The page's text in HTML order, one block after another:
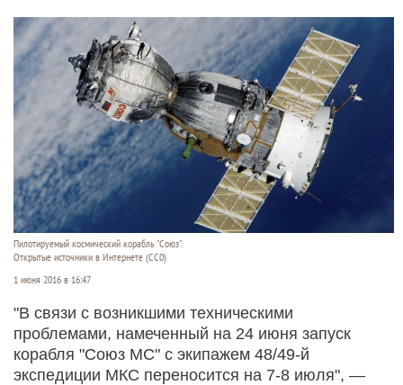
Пилотируемый космический корабль "Союз".
Открытые источники в Интернете (СС0)
1 июня 2016 в 16:47
"В связи с возникшими техническими
проблемами, намеченный на 24 июня запуск
корабля "Союз МС" с экипажем 48/49-й
экспедиции МКС переносится на 7-8 июля", —